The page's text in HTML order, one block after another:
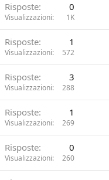
Risposte 0
Visualizzazioni 1K
Risposte 1
Visualizzazioni 572
Risposte 3
Visualizzazioni 288
Risposte 1
Visualizzazioni 269
Risposte 0
Visualizzazioni 260